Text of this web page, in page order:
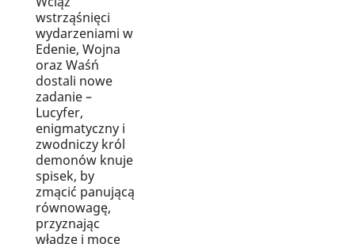
wstrząśnięci
wydarzeniami w
Edenie, Wojna
oraz Waśń
dostali nowe
zadanie –
Lucyfer,
enigmatyczny i
zwodniczy król
demonów knuje
spisek, by
zmącić panującą
równowagę,
przyznając
władzę i moce